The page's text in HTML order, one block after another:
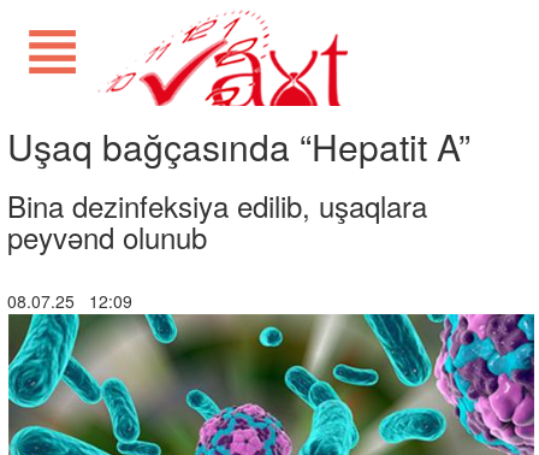
Uşaq bağçasında “Hepatit A”
Bina dezinfeksiya edilib, uşaqlara
peyvənd olunub
08.07.25 12:09